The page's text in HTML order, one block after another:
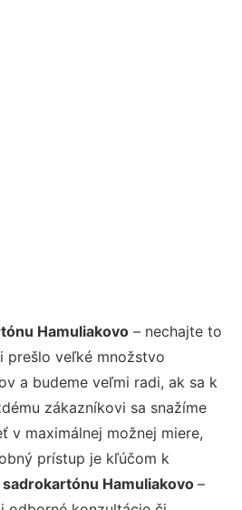
Hamuliakovo – nechajte to
prešlo veľké množstvo
a budeme veľmi radi, ak sa k
zákazníkovi sa snažíme
v maximálnej možnej miere,
prístup je kľúčom k
Hamuliakovo –